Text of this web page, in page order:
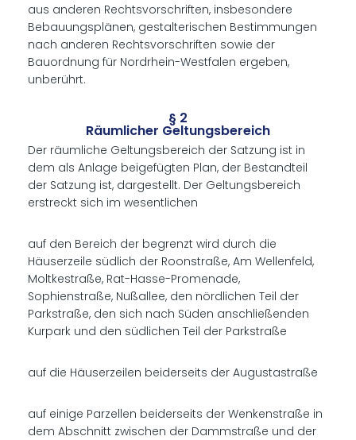
aus anderen Rechtsvorschriften, insbesondere
Bebauungsplänen, gestalterischen Bestimmungen
nach anderen Rechtsvorschriften sowie der
Bauordnung für Nordrhein-Westfalen ergeben,
unberührt.
§ 2
Räumlicher Geltungsbereich
Der räumliche Geltungsbereich der Satzung ist in
dem als Anlage beigefügten Plan, der Bestandteil
der Satzung ist, dargestellt. Der Geltungsbereich
erstreckt sich im wesentlichen
auf den Bereich der begrenzt wird durch die
Häuserzeile südlich der Roonstraße, Am Wellenfeld,
Moltkestraße, Rat-Hasse-Promenade,
Sophienstraße, Nußallee, den nördlichen Teil der
Parkstraße, den sich nach Süden anschließenden
Kurpark und den südlichen Teil der Parkstraße
auf die Häuserzeilen beiderseits der Augustastraße
auf einige Parzellen beiderseits der Wenkenstraße in
dem Abschnitt zwischen der Dammstraße und der